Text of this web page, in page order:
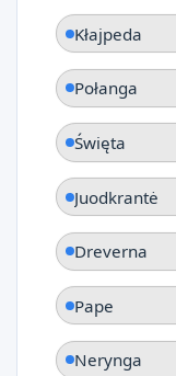
Kłajpeda
Połanga
Święta
Juodkrantė
Dreverna
Pape
Nerynga